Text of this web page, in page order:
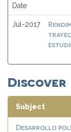
Date
Jul-2017
Discover
Subject
Desarrollo